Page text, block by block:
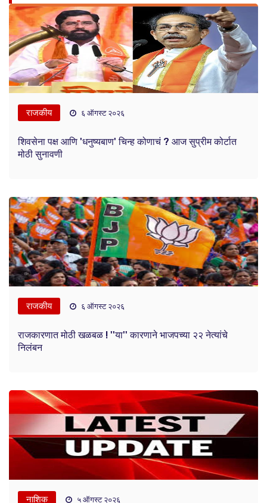
राजकीय ६ ऑगस्ट २०२६
शिवसेना पक्ष आणि 'धनुष्यबाण' चिन्ह कोणाचं ? आज सुप्रीम कोर्टात
मोठी सुनावणी
राजकीय ६ ऑगस्ट २०२६
राजकारणात मोठी खळबळ ! ''या'' कारणाने भाजपच्या २२ नेत्यांचे
निलंबन
नाशिक ५ ऑगस्ट २०२६